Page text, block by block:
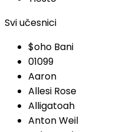
Svi učesnici
$oho Bani
01099
Aaron
Allesi Rose
Alligatoah
Anton Weil